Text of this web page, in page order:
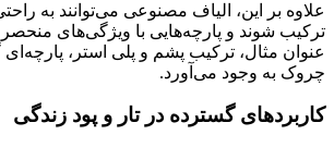
علاوه بر این، الیاف مصنوعی می‌توانند به
ترکیب شوند و پارچه‌هایی با ویژگی‌های منحصر
عنوان مثال، ترکیب پشم و پلی استر، پارچه‌ای
چروک به وجود می‌آورد.
کاربردهای گسترده در تار و پود زندگی